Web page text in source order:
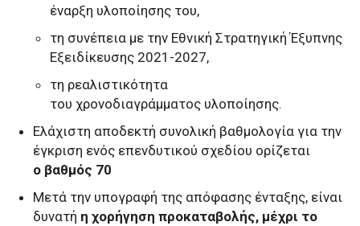
έναρξη υλοποίησης του,
τη συνέπεια με την Εθνική Στρατηγική Έξυπνης
Εξειδίκευσης 2021-2027,
τη ρεαλιστικότητα
του χρονοδιαγράμματος υλοποίησης.
Ελάχιστη αποδεκτή συνολική βαθμολογία για την
έγκριση ενός επενδυτικού σχεδίου ορίζεται
ο βαθμός 70
Μετά την υπογραφή της απόφασης ένταξης, είναι
δυνατή η χορήγηση προκαταβολής, μέχρι το